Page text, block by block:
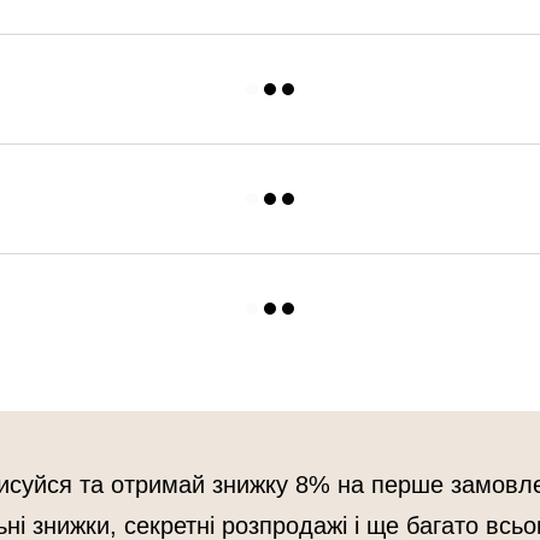
та отримай знижку 8% на перше
знижки, секретні розпродажі і ще багато